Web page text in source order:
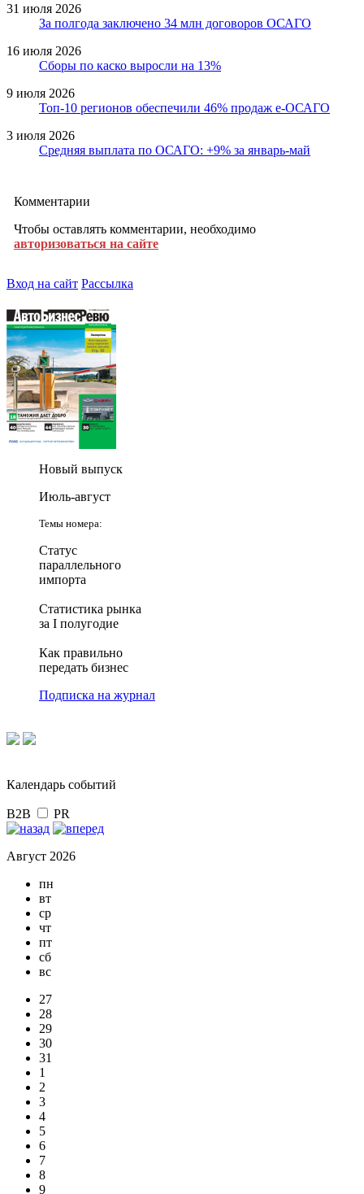
31 июля 2026
За полгода заключено 34 млн договоров ОСАГО
16 июля 2026
Сборы по каско выросли на 13%
9 июля 2026
Топ-10 регионов обеспечили 46% продаж е-ОСАГО
3 июля 2026
Средняя выплата по ОСАГО: +9% за январь-май
Комментарии
Чтобы оставлять комментарии, необходимо
авторизоваться на сайте
Вход на сайт Рассылка
Новый выпуск
Июль-август
Темы номера:
Статус
параллельного
импорта
Статистика рынка
за I полугодие
Как правильно
передать бизнес
Подписка на журнал
Календарь событий
B2B PR
Август 2026
пн
вт
ср
чт
пт
сб
вс
27
28
29
30
31
1
2
3
4
5
6
7
8
9